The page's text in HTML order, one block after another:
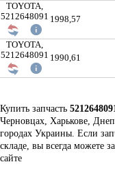
TOYOTA,
5212648091 1998,57
TOYOTA,
5212648091 1990,61
Купить запчасть 5212648091
Черновцах, Харькове,
городах Украины. Если
складе, вы всегда можете
сайте